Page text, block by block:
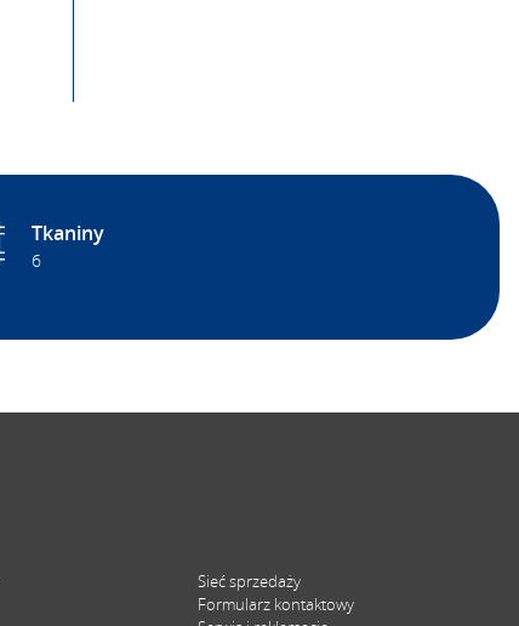
Tkaniny
6
Sieć sprzedaży
Formularz kontaktowy